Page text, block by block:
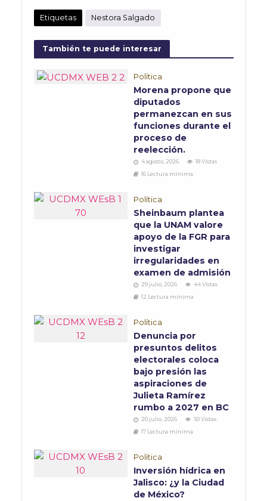
Etiquetas Nestora Salgado
También te puede interesar
Política
Morena propone que
diputados
permanezcan en sus
funciones durante el
proceso de
reelección.
4 agosto, 2026
18 Vistas
16 Lectura mínima
Política
Sheinbaum plantea
que la UNAM valore
apoyo de la FGR para
investigar
irregularidades en
examen de admisión
29 julio, 2026
44 Vistas
12 Lectura mínima
Política
Denuncia por
presuntos delitos
electorales coloca
bajo presión las
aspiraciones de
Julieta Ramírez
rumbo a 2027 en BC
20 julio, 2026
50 Vistas
17 Lectura mínima
Política
Inversión hídrica en
Jalisco: ¿y la Ciudad
de México?